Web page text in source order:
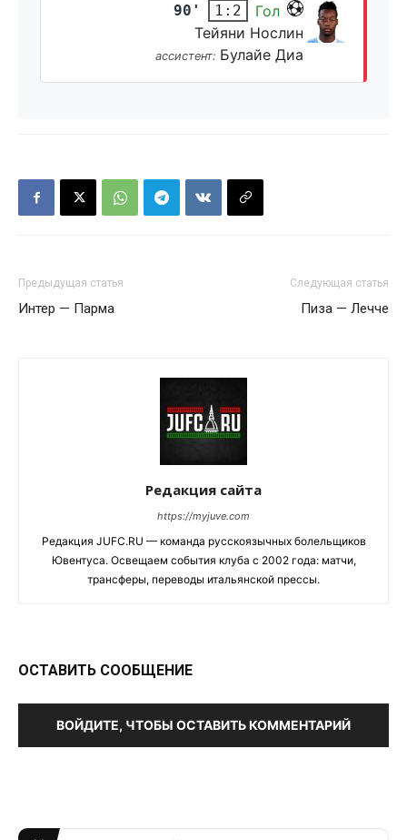
90' 1:2
Гол
Тейяни Нослин
ассистент: Булайе Диа
Предыдущая статья
Интер — Парма
Следующая статья
Пиза — Лечче
Редакция сайта
https://myjuve.com
Редакция JUFC.RU — команда русскоязычных болельщиков
Ювентуса. Освещаем события клуба с 2002 года: матчи,
трансферы, переводы итальянской прессы.
ОСТАВИТЬ СООБЩЕНИЕ
ВОЙДИТЕ, ЧТОБЫ ОСТАВИТЬ КОММЕНТАРИЙ